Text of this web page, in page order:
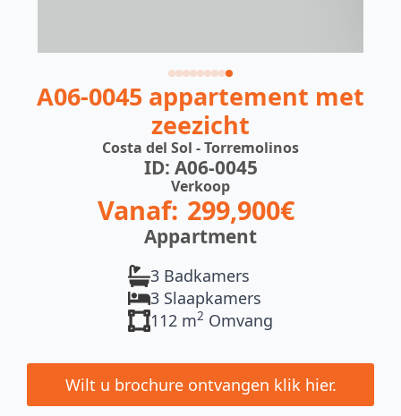
A06-0045 appartement met
zeezicht
Costa del Sol - Torremolinos
ID: A06-0045
Verkoop
Vanaf: 299,900€
Appartment
3 Badkamers
3 Slaapkamers
112 m2 Omvang
Wilt u brochure ontvangen klik hier.